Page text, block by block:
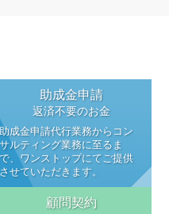
助成金申請
返済不要のお金
助成金申請代行業務からコン
サルティング業務に至るま
で、ワンストップにてご提供
させていただきます。
顧問契約